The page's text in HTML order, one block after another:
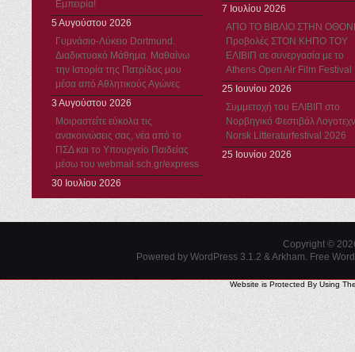
Εμπειρία!
5 Αυγούστου 2026
Γυμνάσιο-Λύκειο Dortmund.
Διαδικτυακό Μάθημα. Μαθαίνω
την Ιστορία της Πατρίδας μου
μέσα από Αθλητικούς Αγώνες
3 Αυγούστου 2026
Μοιραστείτε εύκολα τις
ανακοινώσεις σας, νέα από το
ΠΣΔ και το Υπουργείο Παιδείας
μέσω του webmail.sch.gr/express
30 Ιουλίου 2026
7 Ιουλίου 2026
ΑΠΟ ΤΟ ΒΙΒΛΙΟ ΣΤΗΝ
Προβολές ΣΤΟΝ ΚΗΠΟ ΤΟΥ
ΕΛΙΒΙΠ σε συνεργασία με το
Athens Open Air Film Festival
25 Ιουνίου 2026
Συμμετοχή του ΕΛΙΒΙΠ στο
Νορβηγικό Φεστιβάλ
Norsk Litteraturfestival 2026
25 Ιουνίου 2026
Copyright ©
Powered by WordPress 3.1.2 & Arkham. Free
Website is Protected By Using